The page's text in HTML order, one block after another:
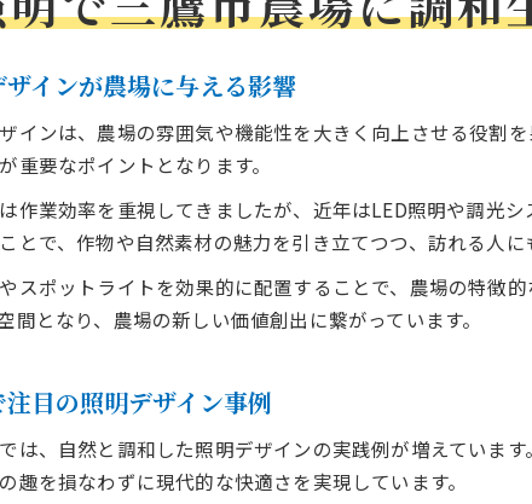
インが農場に与える影響
インは、農場の雰囲気や機能性を大きく向上させる役割
重要なポイントとなります。
作業効率を重視してきましたが、近年はLED照明や調光
とで、作物や自然素材の魅力を引き立てつつ、訪れる人に
スポットライトを効果的に配置することで、農場の特徴
間となり、農場の新しい価値創出に繋がっています。
目の照明デザイン事例
は、自然と調和した照明デザインの実践例が増えていま
趣を損なわずに現代的な快適さを実現しています。